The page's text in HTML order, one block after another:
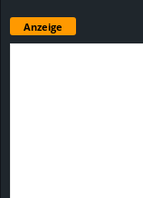
Anzeige